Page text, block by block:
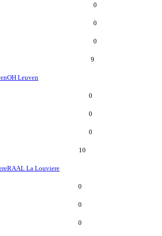
0
0
0
9
OH Leuven
0
0
0
10
RAAL La Louviere
0
0
0